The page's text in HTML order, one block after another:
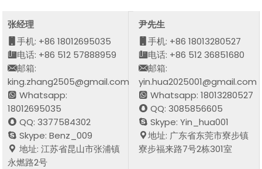
张经理
手机: +86 18012695035
电话: +86 512 57888959
邮箱:
king.zhang2505@gmail.com
Whatsapp:
18012695035
QQ: 3377584302
Skype: Benz_009
地址: 江苏省昆山市张浦镇
永燃路2号
尹先生
手机: +86 18013280527
电话: +86 512 36851680
邮箱:
yin.hua2025001@gmail.com
Whatsapp: 18013280527
QQ: 3085856605
Skype: Yin_hua001
地址: 广东省东莞市寮步镇
寮步福来路7号2栋301室